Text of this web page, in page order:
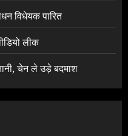
विधेयक पारित
लीक
चेन ले उड़े बदमाश